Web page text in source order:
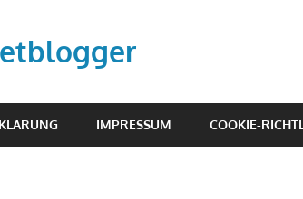
IMPRESSUM COOKIE-